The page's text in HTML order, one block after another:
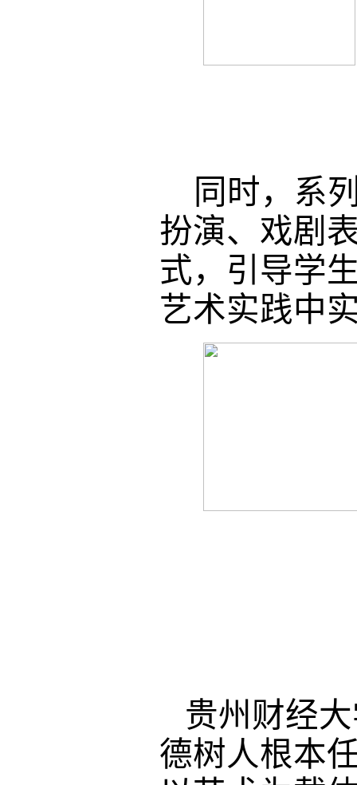
同时，系
扮演、戏剧
式，引导学
艺术实践中
贵州财经
德树人根本